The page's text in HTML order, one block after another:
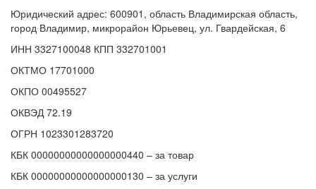
Юридический адрес: 600901, область Владимирская область,
город Владимир, микрорайон Юрьевец, ул. Гвардейская, 6
ИНН 3327100048 КПП 332701001
ОКТМО 17701000
ОКПО 00495527
ОКВЭД 72.19
ОГРН 1023301283720
КБК 00000000000000000440 – за товар
КБК 00000000000000000130 – за услуги